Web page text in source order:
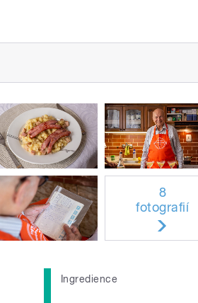
8
fotografií
Ingredience